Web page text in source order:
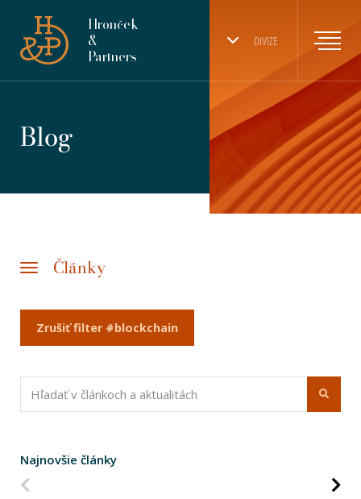
DIVIZE
Hronček
&
Partners
Blog
Články
Zrušiť filter #blockchain
Najnovšie články